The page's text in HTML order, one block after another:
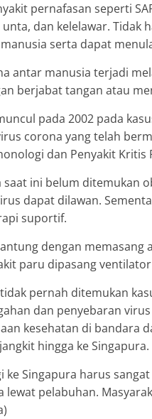
pernafasan seperti
dan kelelawar. Tidak
serta dapat
antar manusia terjadi
berjabat tangan atau
pada 2002 pada
corona yang telah
dan Penyakit Kritis
ini belum ditemukan
dapat dilawan.
suportif.
dengan
paru dipasang
pernah ditemukan
dan penyebaran
kesehatan di bandara
hingga ke Singapura.
ke Singapura harus
lewat pelabuhan.